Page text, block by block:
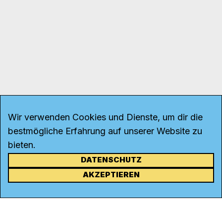
KONTAKT
Wir verwenden Cookies und Dienste, um dir die
bestmögliche Erfahrung auf unserer Website zu
bieten.
DATENSCHUTZ
AKZEPTIEREN